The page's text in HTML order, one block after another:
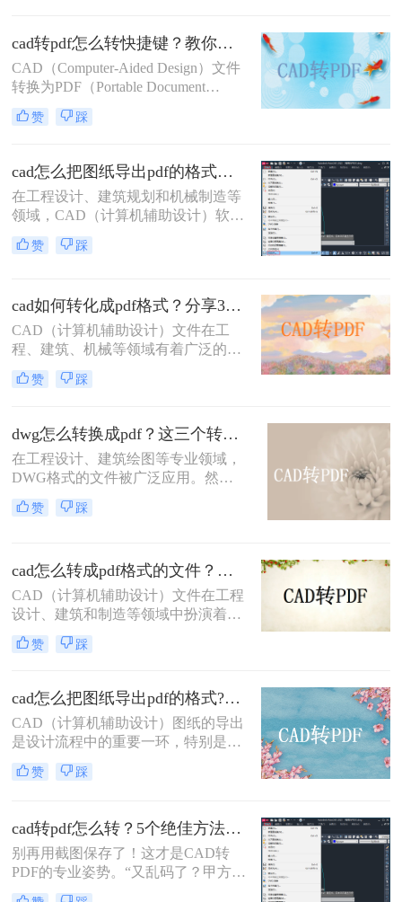
那么如何将cad图纸转为pdf呢？本文
将介绍三种将CAD图纸转换为PDF的
方法，帮助您轻松完成这一任务。
cad转pdf怎么转快捷键？教你二种很容易学会的方法！
CAD（Computer-Aided Design）文件
转换为PDF（Portable Document
Format）格式，可以方便地进行文件
共享、打印和存档。那么cad转pdf怎
的CAD转PDF方法，帮助您快速实现
文件转换。
赞 踩
cad怎么把图纸导出pdf的格式？选择最适合你的高效方法！
在工程设计、建筑规划和机械制造等
领域，CAD（计算机辅助设计）软件
是不可或缺的工具。然而，CAD源文
件（如DWG）的查看和传播严重依
CAD图纸导出为通用的PDF格式成为
了标准流程。PDF文件能完美保留图
纸的矢量信息、图层、比例和布局，
开。那么cad怎么把图纸导出pdf的格
赞 踩
cad如何转化成pdf格式？分享3个操作简单的方法！
CAD（计算机辅助设计）文件在工
程、建筑、机械等领域有着广泛的应
用，但有时候我们需要将这些文件转
换成PDF格式以便分享、查看或打
本文将介绍三种将CAD文件转换成
PDF的方法。
赞 踩
dwg怎么转换成pdf？这三个转换方法了解一下！
在工程设计、建筑绘图等专业领域，
DWG格式的文件被广泛应用。然
而，在某些情况下，我们可能需要将
其转换为PDF格式，以便更方便地共
换成PDF的方法。
赞 踩
cad怎么转成pdf格式的文件？分享二种实用转换方法！
CAD（计算机辅助设计）文件在工程
设计、建筑和制造等领域中扮演着至
关重要的角色。然而，有时需要将
CAD文件转换为PDF格式以便于共
pdf格式的文件呢？本文将介绍两种将
CAD转换为PDF的方法。
赞 踩
cad怎么把图纸导出pdf的格式?了解下这二种转换方法！
CAD（计算机辅助设计）图纸的导出
是设计流程中的重要一环，特别是在
需要将设计成果与他人共享或进行打
印时，PDF格式因其跨平台兼容性和
把图纸导出pdf的格式呢？本文将介绍
两种将CAD图纸导出为PDF格式的方
法。
赞 踩
cad转pdf怎么转？5个绝佳方法，工程师私藏技巧公开！
别再用截图保存了！这才是CAD转
PDF的专业姿势。“又乱码了？甲方说
图纸打不开！” 这是许多设计师和工